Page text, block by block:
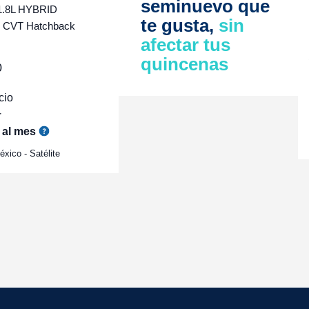
HYBRID
Hatchback
al mes
- Satélite
seminuevo que
te gusta, sin
afectar tus
quincenas